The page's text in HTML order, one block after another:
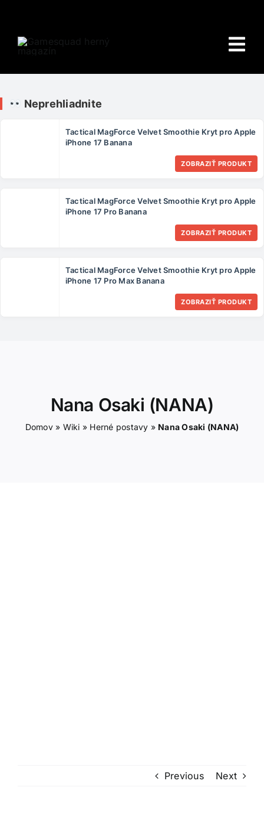
content
O NÁS
ČLÁNKY
KONTAKT
Neprehliadnite
Tactical MagForce Velvet Smoothie Kryt pro Apple
iPhone 17 Banana
ZOBRAZIŤ PRODUKT
Tactical MagForce Velvet Smoothie Kryt pro Apple
iPhone 17 Pro Banana
ZOBRAZIŤ PRODUKT
Tactical MagForce Velvet Smoothie Kryt pro Apple
iPhone 17 Pro Max Banana
ZOBRAZIŤ PRODUKT
Nana Osaki (NANA)
Domov» Wiki » Herné postavy » Nana Osaki (NANA)
Previous Next